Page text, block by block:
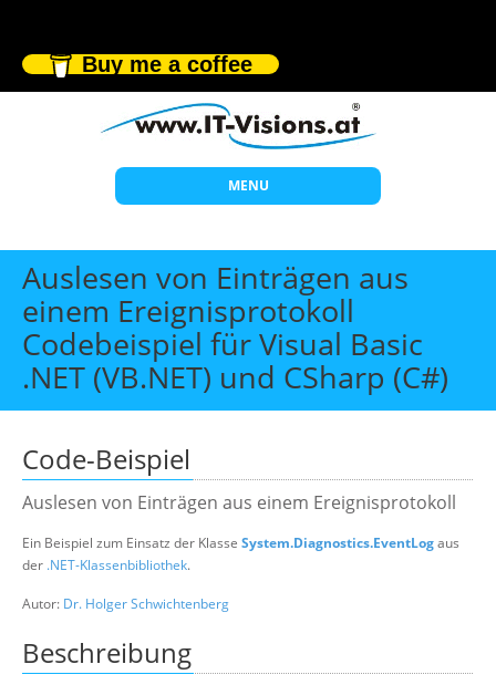
Buy me a coffee
MENU
Start
Themen
Beratung
Individuelle Schulungen
Offene Seminare
Wissen
Über uns
Auslesen von Einträgen aus
einem Ereignisprotokoll
Codebeispiel für Visual Basic
.NET (VB.NET) und CSharp (C#)
Code-Beispiel
Auslesen von Einträgen aus einem Ereignisprotokoll
Ein Beispiel zum Einsatz der Klasse System.Diagnostics.EventLogaus
der .NET-Klassenbibliothek.
Autor: Dr. Holger Schwichtenberg
Beschreibung